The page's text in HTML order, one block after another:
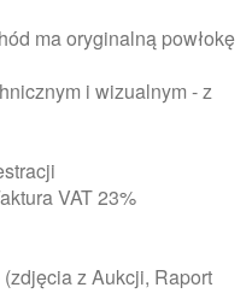
ma oryginalną powłokę
i wizualnym - z
VAT 23%
z Aukcji, Raport